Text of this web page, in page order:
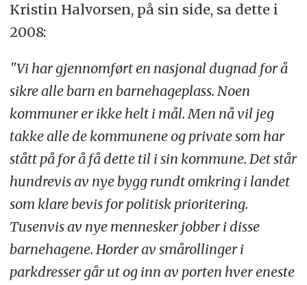
Kristin Halvorsen, på sin side, sa dette i
2008:
"Vi har gjennomført en nasjonal dugnad for å
sikre alle barn en barnehageplass. Noen
kommuner er ikke helt i mål. Men nå vil jeg
takke alle de kommunene og private som har
stått på for å få dette til i sin kommune. Det står
hundrevis av nye bygg rundt omkring i landet
som klare bevis for politisk prioritering.
Tusenvis av nye mennesker jobber i disse
barnehagene. Horder av smårollinger i
parkdresser går ut og inn av porten hver eneste